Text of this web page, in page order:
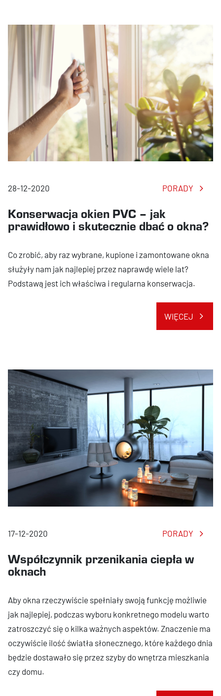
28-12-2020 PORADY
Konserwacja okien PVC – jak
prawidłowo i skutecznie dbać o okna?
Co zrobić, aby raz wybrane, kupione i zamontowane okna
służyły nam jak najlepiej przez naprawdę wiele lat?
Podstawą jest ich właściwa i regularna konserwacja.
WIĘCEJ
17-12-2020 PORADY
Współczynnik przenikania ciepła w
oknach
Aby okna rzeczywiście spełniały swoją funkcję możliwie
jak najlepiej, podczas wyboru konkretnego modelu warto
zatroszczyć się o kilka ważnych aspektów. Znaczenie ma
oczywiście ilość światła słonecznego, które każdego dnia
będzie dostawało się przez szyby do wnętrza mieszkania
czy domu.